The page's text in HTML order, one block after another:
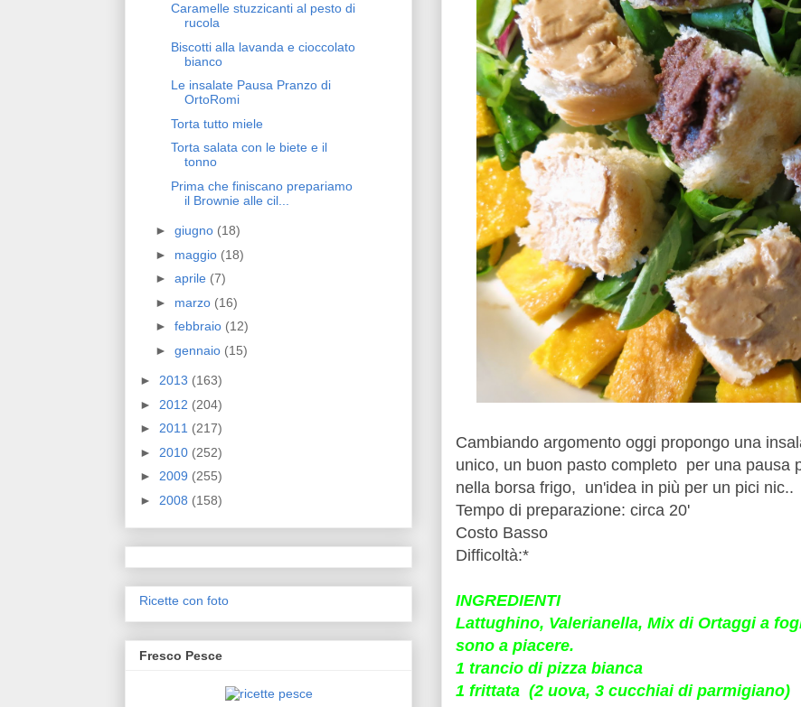
Cambiando argomento oggi propongo una
unico, un buon pasto completo per una pausa
nella borsa frigo, un'idea in più per un pici nic..
Tempo di preparazione: circa 20'
Costo Basso
Difficoltà:*
INGREDIENTI
Lattughino, Valerianella, Mix di Ortaggi a
sono a piacere.
1 trancio di pizza bianca
1 frittata (2 uova, 3 cucchiai di parmigiano)
Caramelle stuzzicanti al pesto di
rucola
Biscotti alla lavanda e cioccolato
bianco
Le insalate Pausa Pranzo di
OrtoRomi
Torta tutto miele
Torta salata con le biete e il
tonno
Prima che finiscano prepariamo
il Brownie alle cil...
► giugno (18)
► maggio (18)
► aprile (7)
► marzo (16)
► febbraio (12)
► gennaio (15)
► 2013 (163)
► 2012 (204)
► 2011 (217)
► 2010 (252)
► 2009 (255)
► 2008 (158)
Ricette con foto
Fresco Pesce